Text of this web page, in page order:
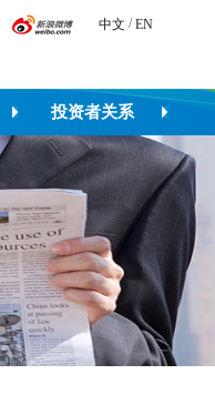
中文 /EN
投资者关系